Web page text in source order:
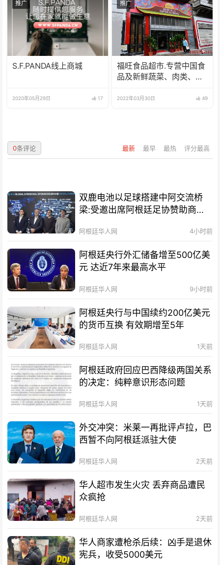
推广
S.F.PANDA线上商城
2020年05月29日 17
推广
福旺食品超市.专营中国食
品及新鲜蔬菜、肉类、
2022年03月30日 49
最新 最早 最热 评分最高
0条评论
双鹿电池以足球搭建中阿交流桥
梁:受邀出席阿根廷足协赞助商招
阿根廷华人网 4小时前
阿根廷央行外汇储备增至500亿美
元 达近7年来最高水平
阿根廷华人网 9小时前
阿根廷央行与中国续约200亿美元
的货币互换 有效期增至5年
阿根廷华人网 1天前
阿根廷政府回应巴西降级两国关系
的决定：纯粹意识形态问题
阿根廷华人网 1天前
外交冲突：米莱一再批评卢拉，巴
西暂不向阿根廷派驻大使
阿根廷华人网 2天前
华人超市发生火灾 丢弃商品遭民
众疯抢
阿根廷华人网 2天前
华人商家遭枪杀后续：凶手是退休
宪兵，收受5000美元